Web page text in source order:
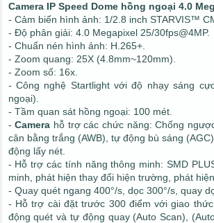
Thiết bị chống sét
Thiết bị văn phòng
Thiết bị mạng - Wifi
Máy chủ
Máy bộ đàm
Máy chiếu và phụ kiện
Camera IP Speed Dome hồng ngoại 4.0
- Cảm biến hình ảnh: 1/2.8 inch STARVIS™
- Độ phân giải: 4.0 Megapixel 25/30fps@4MP.
- Chuẩn nén hình ảnh: H.265+.
- Zoom quang: 25X (4.8mm~120mm).
- Zoom số: 16x.
- Công nghệ Startlight với độ nhạy sáng
ngoại).
- Tầm quan sát hồng ngoại: 100 mét.
-Camera hỗ trợ các chức năng: Chống
cân bằng trắng (AWB), tự động bù sáng
động lấy nét.
- Hỗ trợ các tính năng thông minh: SMD
minh, phát hiện thay đổi hiện trường, phát hiện
- Quay quét ngang 400°/s, dọc 300°/s, quay
- Hỗ trợ cài đặt trước 300 điểm với giao
động quét và tự động quay (Auto Scan),